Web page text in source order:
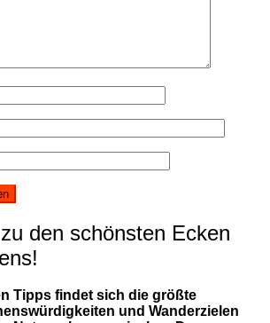
den schönsten Ecken
Tipps findet sich die größte
und Wanderzielen